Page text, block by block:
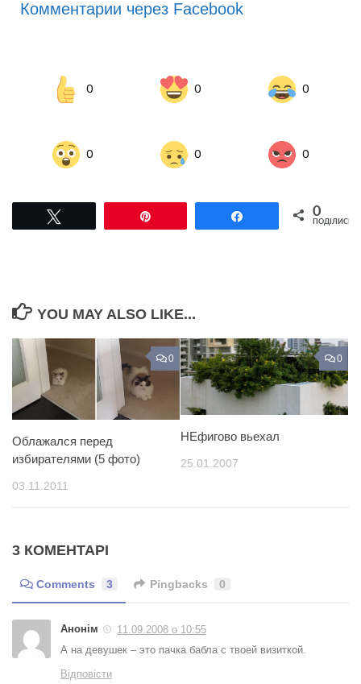
Комментарии через Facebook
0 0 0
0 0 0
Поділитися0
ПОДІЛИСЬ
YOU MAY ALSO LIKE...
0
Облажался перед
избирателями (5 фото)
03.11.2011
0
НЕфигово вьехал
25.01.2007
3 КОМЕНТАРІ
Comments 3 Pingbacks 0
Анонім
11.09.2008 о 10:55
А на девушек – это пачка бабла с твоей визиткой.
Відповісти